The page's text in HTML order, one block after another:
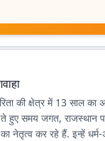
की क्षेत्र में 13
हुए समय जगत, राजस्थान
नेतृत्व कर रहे हैं. इन्हें